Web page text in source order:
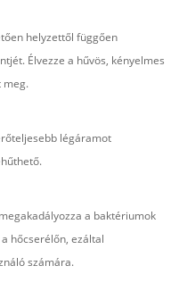
helyzettől függően
Élvezze a hűvös, kényelmes
meg.
légáramot
a baktériumok
hőcserélőn, ezáltal
számára.